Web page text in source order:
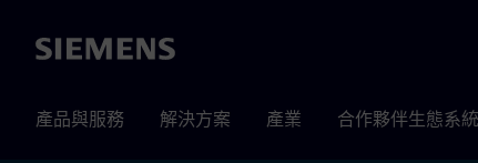
Siemens
產品與服務 解決方案 產業 合作夥伴生態系統